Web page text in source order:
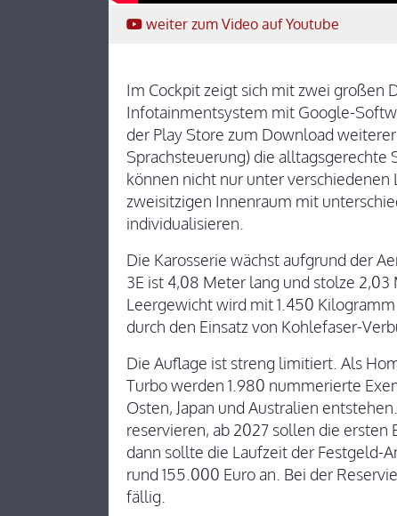
weiter zum Video auf Youtube
Im Cockpit zeigt sich mit zwei großen
Infotainmentsystem mit Google-
der Play Store zum Download
Sprachsteuerung) die alltagsgerechte
können nicht nur unter
zweisitzigen Innenraum mit
individualisieren.
Die Karosserie wächst aufgrund der
3E ist 4,08 Meter lang und stolze
Leergewicht wird mit 1.450
durch den Einsatz von Kohlefaser-
Die Auflage ist streng limitiert. Als
Turbo werden 1.980 nummerierte
Osten, Japan und Australien
reservieren, ab 2027 sollen die
dann sollte die Laufzeit der Festgeld-
rund 155.000 Euro an. Bei der
fällig.